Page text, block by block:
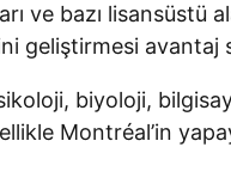
ve bazı lisansüstü
geliştirmesi avantaj
biyoloji,
Montréal’in